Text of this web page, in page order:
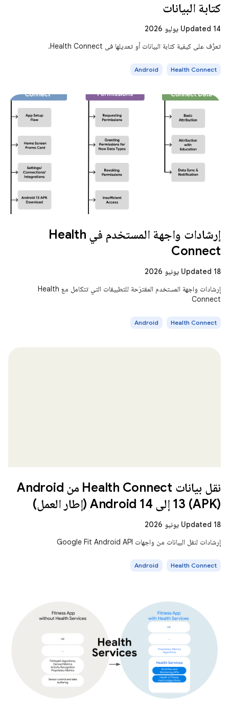
كتابة البيانات
Updated 14 يوليو 2026
تعرَّف على كيفية كتابة البيانات أو تعديلها في Health Connect.
Health Connect
Android
إرشادات واجهة المستخدم في Health
Connect
Updated 18 يونيو 2026
إرشادات واجهة المستخدم المقترَحة للتطبيقات التي تتكامل مع Health
Connect
Health Connect
Android
نقل بيانات Health Connect من Android
13 (APK) إلى Android 14 (إطار العمل)
Updated 18 يونيو 2026
إرشادات لنقل البيانات من واجهات Google Fit Android API
Health Connect
Android